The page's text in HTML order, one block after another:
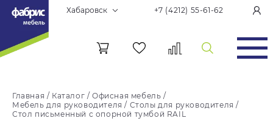
Хабаровск +7 (4212) 55-61-62
Главная / Каталог /Офисная мебель /
Мебель для руководителя / Столы для руководителя /
Стол письменный с опорной тумбой RAIL